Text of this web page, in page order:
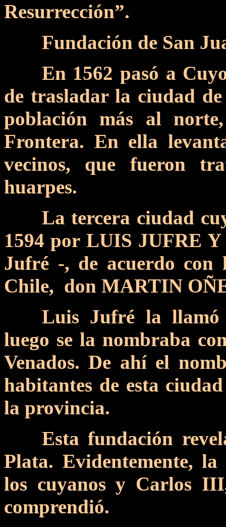
Resurrección”.
Fundación de San
En 1562 pasó a
de trasladar la ciudad
población más al
Frontera. En ella
vecinos, que fueron
huarpes.
La tercera ciudad
1594 por LUIS JUFRE
Jufré -, de acuerdo con
Chile, don MARTIN
Luis Jufré la llamó
luego se la nombraba
Venados. De ahí el
habitantes de esta
la provincia.
Esta fundación
Plata. Evidentemente,
los cuyanos y Carlos
comprendió.